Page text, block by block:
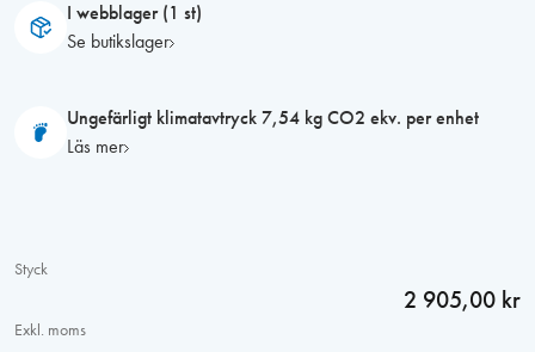
I webblager (1 st)
Se butikslager
Ungefärligt klimatavtryck 7,54 kg CO2 ekv. per enhet
Läs mer
Styck
2 905,00 kr
Exkl. moms